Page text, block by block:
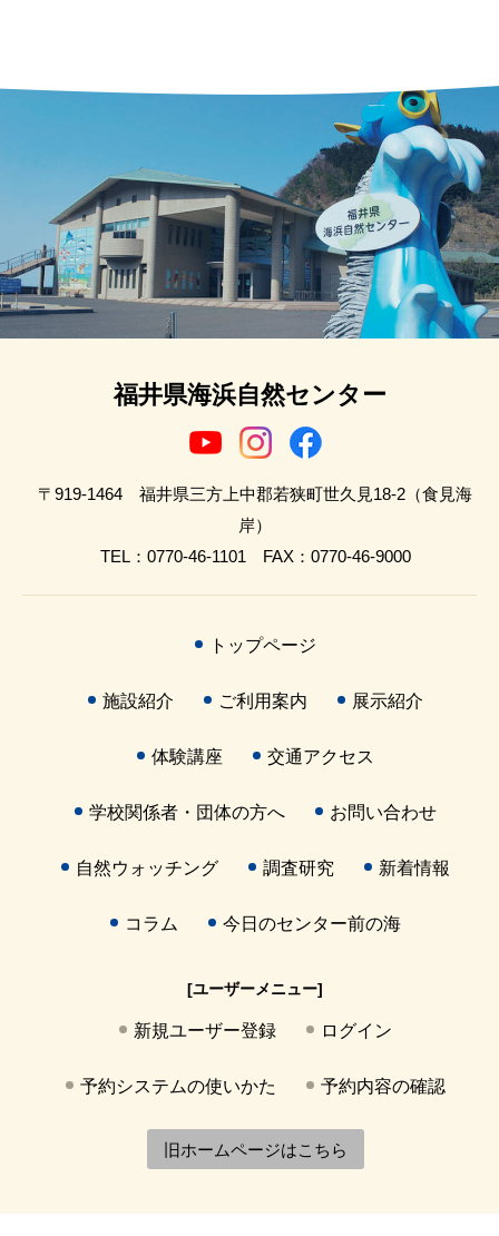
福井県海浜自然センター
〒919-1464 福井県三方上中郡若狭町世久見18-2（食見海
岸）
TEL：0770-46-1101 FAX：0770-46-9000
トップページ
施設紹介 ご利用案内 展示紹介
体験講座 交通アクセス
学校関係者・団体の方へ お問い合わせ
自然ウォッチング 調査研究 新着情報
コラム 今日のセンター前の海
[ユーザーメニュー]
新規ユーザー登録 ログイン
予約システムの使いかた 予約内容の確認
旧ホームページはこちら